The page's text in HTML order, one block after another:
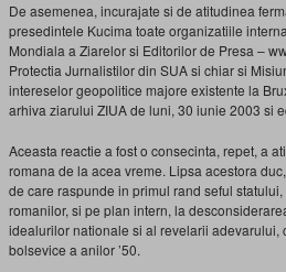
De asemenea, incurajate si de atitudinea
presedintele Kucima toate organizatiile
Mondiala a Ziarelor si Editorilor de Presa –
Protectia Jurnalistilor din SUA si chiar si
intereselor geopolitice majore existente la
arhiva ziarului ZIUA de luni, 30 iunie 2003 si
Aceasta reactie a fost o consecinta, repet, a
romana de la acea vreme. Lipsa acestora
de care raspunde in primul rand seful
romanilor, si pe plan intern, la
idealurilor nationale si al revelarii adevarului,
bolsevice a anilor ’50.